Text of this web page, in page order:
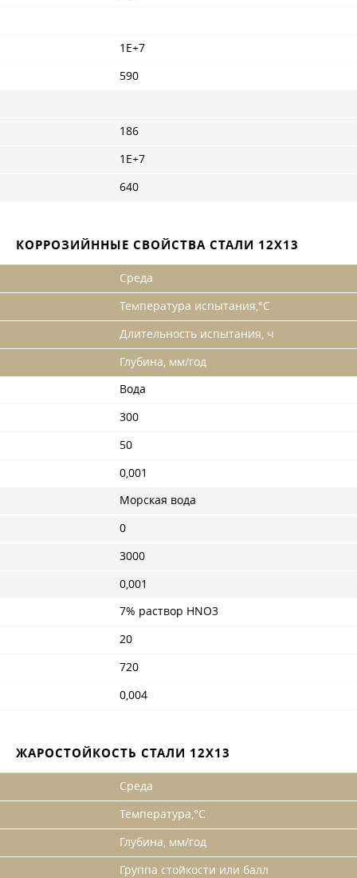
1Е+7
590
186
1Е+7
640
КОРРОЗИЙННЫЕ СВОЙСТВА СТАЛИ 12Х13
Среда
Температура испытания,°С
Длительность испытания, ч
Глубина, мм/год
Вода
300
50
0,001
Морская вода
0
3000
0,001
7% раствор HNO3
20
720
0,004
ЖАРОСТОЙКОСТЬ СТАЛИ 12Х13
Среда
Температура,°С
Глубина, мм/год
Группа стойкости или балл